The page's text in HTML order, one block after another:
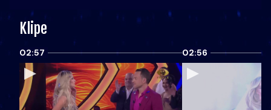
Klipe
02:57 02:56